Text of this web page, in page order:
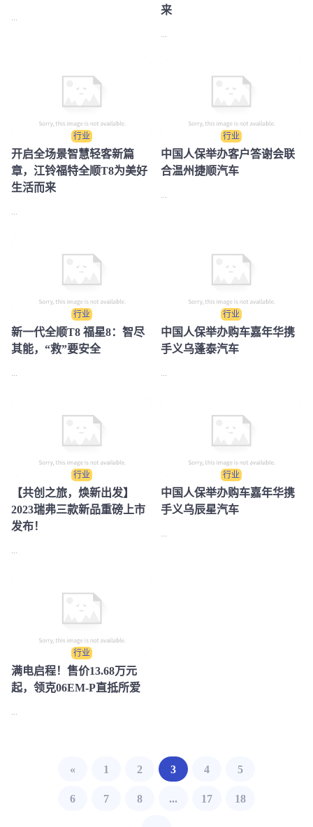
来
行业
开启全场景智慧轻客新篇
章，江铃福特全顺T8为美好
生活而来
...
行业
中国人保举办客户答谢会联
合温州捷顺汽车
...
行业
新一代全顺T8 福星8：智尽
其能，“救”要安全
行业
中国人保举办购车嘉年华携
手义乌蓬泰汽车
行业
【共创之旅，焕新出发】
2023瑞弗三款新品重磅上市
发布！​
...
行业
中国人保举办购车嘉年华携
手义乌辰星汽车
...
行业
满电启程！售价13.68万元
起，领克06EM-P直抵所爱
...
« 1 2 3 4 5
6 7 8 ... 17 18